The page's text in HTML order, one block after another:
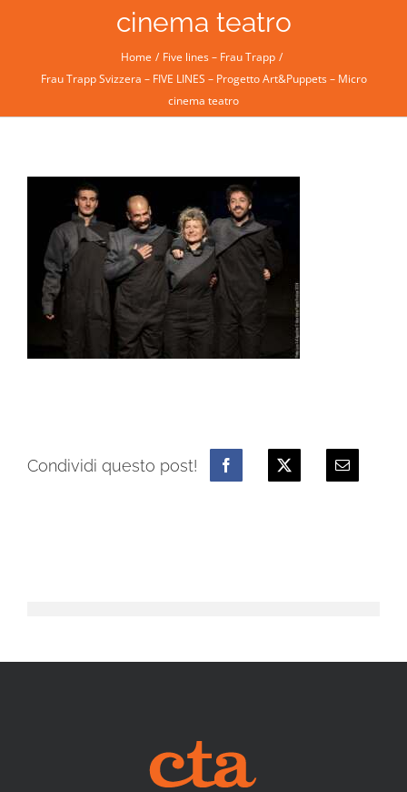
cinema teatro
Home
Five lines – Frau Trapp
Frau Trapp Svizzera – FIVE LINES – Progetto Art&Puppets – Micro
cinema teatro
Condividi questo post!